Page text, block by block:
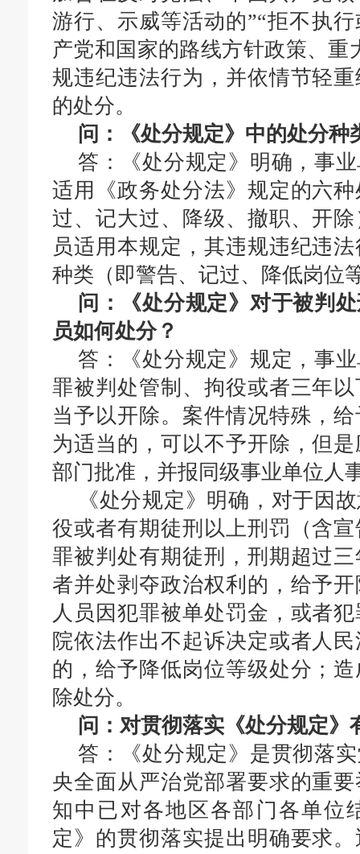
游行、示威等活动的”“拒不执
产党和国家的路线方针政策、重
规违纪违法行为，并依情节轻
的处分。
问：《处分规定》 中的处分种
答：
《处分规定》明确，事
适用《政务处分法》规定的六
过、记大过、降级、撤职、开
员适用本规定，其违规违纪违
种类 （即警告、记过、降低岗位
问：《处分规定》对于被判
员如何处分？
答：《处分规定》规定，事
罪被判处管制、拘役或者三年
当予以开除。 案件情况特殊，
为适当的，可以不予开除，但
部门批准，并报同级事业单位人
《处分规定》明确， 对于因
役或者有期徒刑以上刑罚（含
罪被判处有期徒刑，刑期超过
者并处剥夺政治权利的 ，给予
人员因犯罪被单处罚金，或者
院依法作出不起诉决定或者人
的，给予降低岗位等级处分；
除处分。
问：对贯彻落实 《处分规定
答：
《处分规定》是贯彻落
央全面从严治党部署要求的重
知中已对各地区各部门各单位
定》的贯彻落实提出明确要求